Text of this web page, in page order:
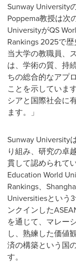
Sunway University
Poppema教授は次
UniversityがQS
Rankings 2025で
当大学の教職員、
は、学術の質、持
ちの総合的なアプ
ことを示していま
シアと国際社会に
ます。」
Sunway University
り組み、研究の卓
貫して認められて
Education World
Rankings、
Universitiesという
ンクインした
を通じて、マレー
し、熟練した価値
済の構築という国
す。